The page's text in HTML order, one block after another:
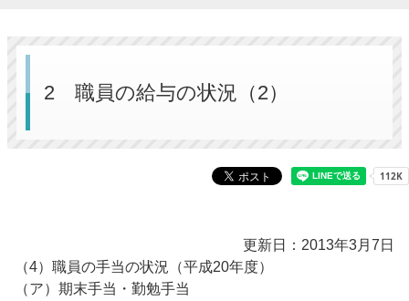
2 職員の給与の状況（2）
更新日：2013年3月7日
（4）職員の手当の状況（平成20年度）
（ア）期末手当・勤勉手当